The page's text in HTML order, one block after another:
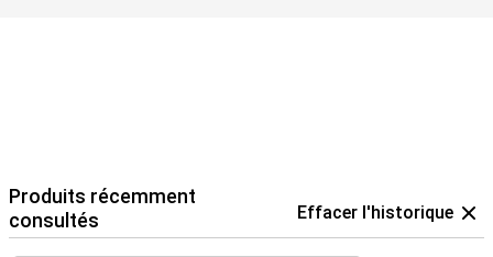
Produits récemment
consultés
Effacer l'historique